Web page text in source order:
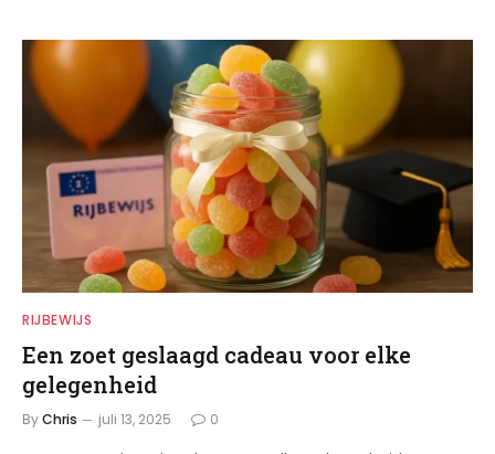
RIJBEWIJS
Een zoet geslaagd cadeau voor elke
gelegenheid
ByChris juli 13, 2025 0